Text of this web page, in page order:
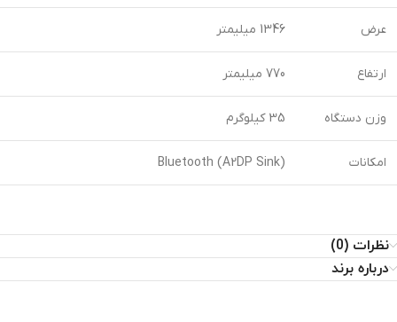
عرض 1346 میلیمتر
ارتفاع 770 میلیمتر
وزن دستگاه 35 کیلوگرم
امکانات Bluetooth (A2DP Sink)
نظرات (0)
درباره برند